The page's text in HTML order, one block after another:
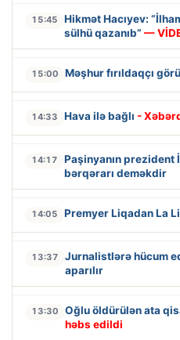
15:45
Hikmət Hacıyev:
sülhü qazanıb” —
15:00 Məşhur fırıldaqçı
14:33 Hava ilə bağlı -
14:17
Paşinyanın
bərqərarı deməkdir
14:05 Premyer Liqadan La
13:37
Jurnalistlərə hücum
aparılır
13:30 Oğlu öldürülən ata
həbs edildi